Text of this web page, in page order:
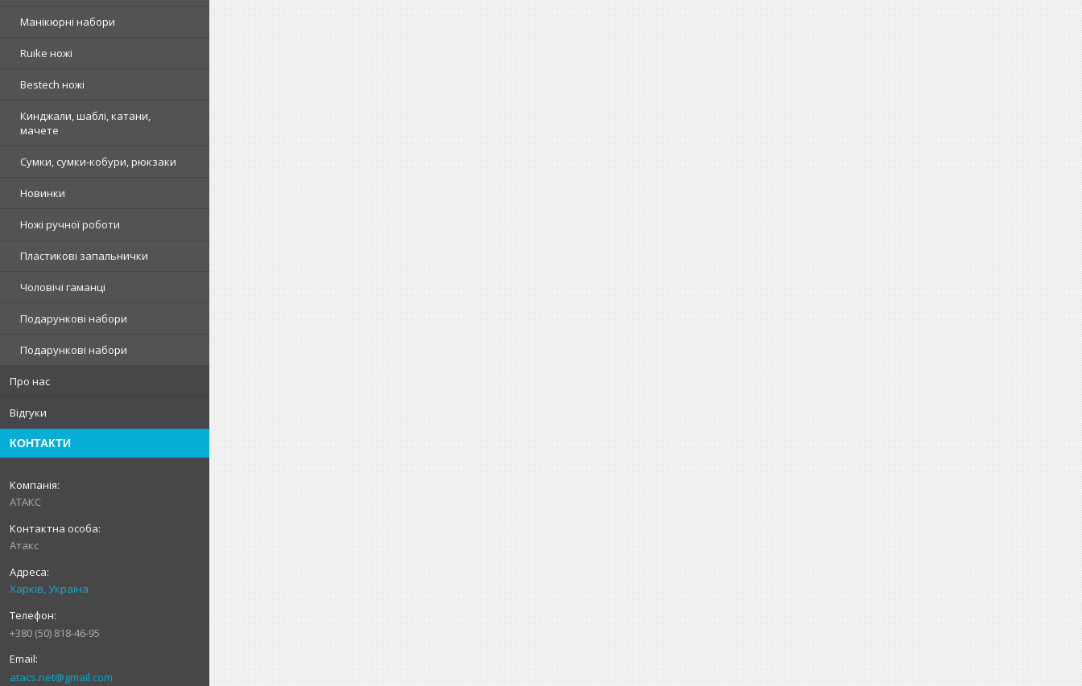
Манікюрні набори
Ruike ножі
Bestech ножі
Кинджали, шаблі, катани,
мачете
Сумки, сумки-кобури, рюкзаки
Новинки
Ножі ручної роботи
Пластикові запальнички
Чоловічі гаманці
Подарункові набори
Подарункові набори
Про нас
Відгуки
КОНТАКТИ
АТАКС
Атакс
Харків, Україна
+380 (50) 818-46-95
atacs.net@gmail.com